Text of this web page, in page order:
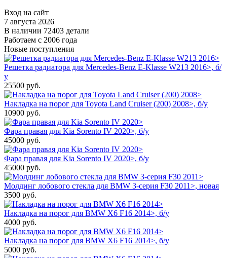
Вход на сайт
7 августа 2026
В наличии 72403 детали
Работаем с 2006 года
Новые поступления
Решетка радиатора для Mercedes-Benz E-Klasse W213 2016>, б/
у
25500 руб.
Накладка на порог для Toyota Land Cruiser (200) 2008>, б/у
10900 руб.
Фара правая для Kia Sorento IV 2020>, б/у
45000 руб.
Фара правая для Kia Sorento IV 2020>, б/у
45000 руб.
Молдинг лобового стекла для BMW 3-серия F30 2011>, новая
3500 руб.
Накладка на порог для BMW X6 F16 2014>, б/у
4000 руб.
Накладка на порог для BMW X6 F16 2014>, б/у
5000 руб.